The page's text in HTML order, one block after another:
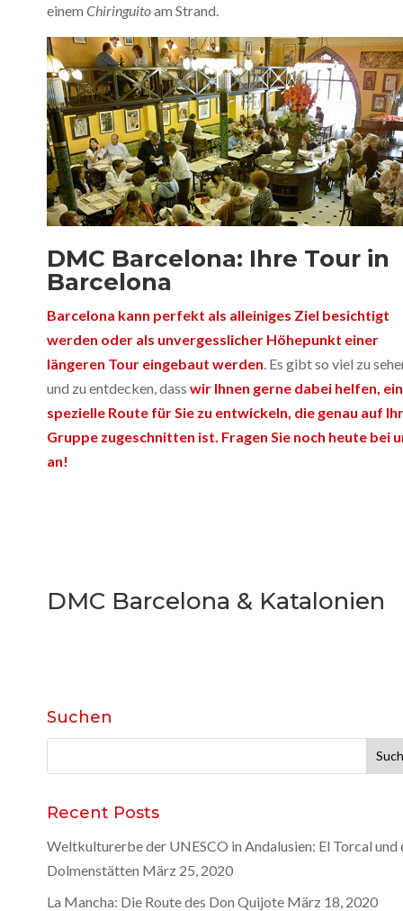
einem Chiringuitoam Strand.
DMC Barcelona: Ihre Tour in
Barcelona
Barcelona kann perfekt als alleiniges Ziel besichtigt
werden oder als unvergesslicher Höhepunkt einer
längeren Tour eingebaut werden . Es gibt so viel zu
und zu entdecken, dass wir Ihnen gerne dabei helfen,
spezielle Route für Sie zu entwickeln, die genau auf
Gruppe zugeschnitten ist. Fragen Sie noch heute bei
an!
DMC Barcelona & Katalonien
Suchen
nach:
Recent Posts
Weltkulturerbe der UNESCO in Andalusien: El Torcal und
Dolmenstätten März 25, 2020
La Mancha: Die Route des Don Quijote März 18, 2020